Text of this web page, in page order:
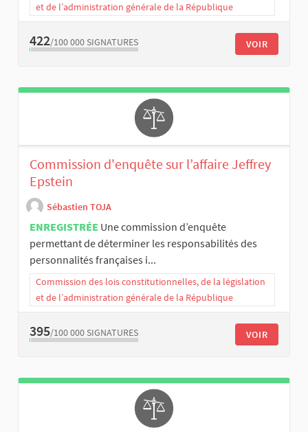
et de l’administration générale de la République
422/100 000 SIGNATURES VOIR
Commission d'enquête sur l’affaire Jeffrey
Epstein
Sébastien TOJA
ENREGISTRÉE Une commission d’enquête
permettant de déterminer les responsabilités des
personnalités françaises i...
Commission des lois constitutionnelles, de la législation
et de l’administration générale de la République
395/100 000 SIGNATURES VOIR